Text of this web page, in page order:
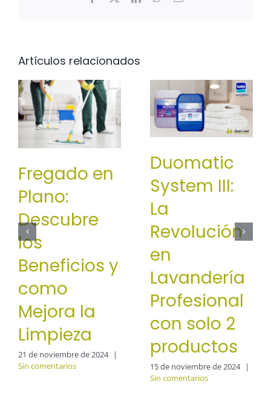
Artículos relacionados
Fregado en
Plano:
Descubre
los
Beneficios y
como
Mejora la
Limpieza
21 de noviembre de 2024
|
Sin comentarios
Duomatic
System III:
La
Revolución
en
Lavandería
Profesional
con solo 2
productos
15 de noviembre de 2024
|
Sin comentarios